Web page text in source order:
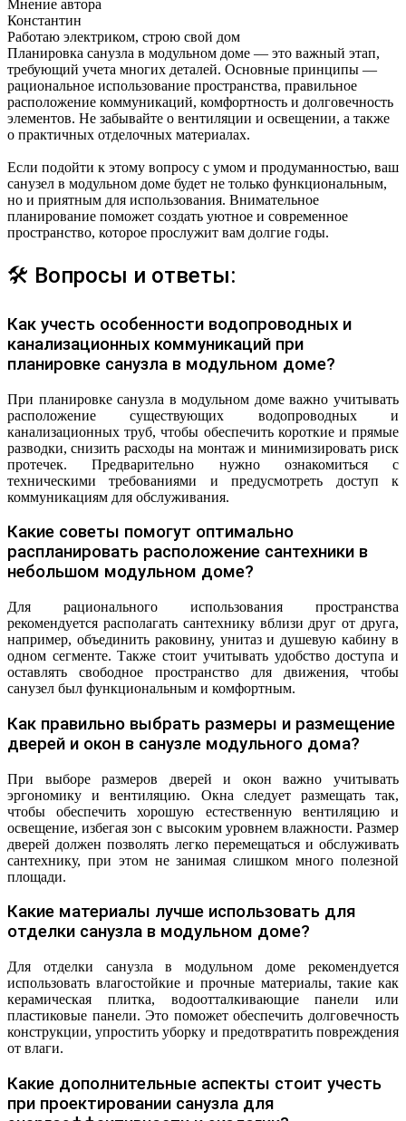
Мнение автора
Константин
Работаю электриком, строю свой дом
Планировка санузла в модульном доме — это важный этап,
требующий учета многих деталей. Основные принципы —
рациональное использование пространства, правильное
расположение коммуникаций, комфортность и долговечность
элементов. Не забывайте о вентиляции и освещении, а также
о практичных отделочных материалах.
Если подойти к этому вопросу с умом и продуманностью, ваш
санузел в модульном доме будет не только функциональным,
но и приятным для использования. Внимательное
планирование поможет создать уютное и современное
пространство, которое прослужит вам долгие годы.
🛠 Вопросы и ответы:
Как учесть особенности водопроводных и
канализационных коммуникаций при
планировке санузла в модульном доме?
При планировке санузла в модульном доме важно учитывать
расположение существующих водопроводных и
канализационных труб, чтобы обеспечить короткие и прямые
разводки, снизить расходы на монтаж и минимизировать риск
протечек. Предварительно нужно ознакомиться с
техническими требованиями и предусмотреть доступ к
коммуникациям для обслуживания.
Какие советы помогут оптимально
распланировать расположение сантехники в
небольшом модульном доме?
Для рационального использования пространства
рекомендуется располагать сантехнику вблизи друг от друга,
например, объединить раковину, унитаз и душевую кабину в
одном сегменте. Также стоит учитывать удобство доступа и
оставлять свободное пространство для движения, чтобы
санузел был функциональным и комфортным.
Как правильно выбрать размеры и размещение
дверей и окон в санузле модульного дома?
При выборе размеров дверей и окон важно учитывать
эргономику и вентиляцию. Окна следует размещать так,
чтобы обеспечить хорошую естественную вентиляцию и
освещение, избегая зон с высоким уровнем влажности. Размер
дверей должен позволять легко перемещаться и обслуживать
сантехнику, при этом не занимая слишком много полезной
площади.
Какие материалы лучше использовать для
отделки санузла в модульном доме?
Для отделки санузла в модульном доме рекомендуется
использовать влагостойкие и прочные материалы, такие как
керамическая плитка, водоотталкивающие панели или
пластиковые панели. Это поможет обеспечить долговечность
конструкции, упростить уборку и предотвратить повреждения
от влаги.
Какие дополнительные аспекты стоит учесть
при проектировании санузла для